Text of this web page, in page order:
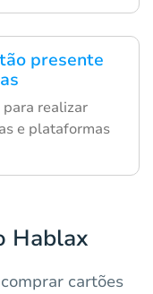
presente
realizar
e plataformas
Hablax
cartões